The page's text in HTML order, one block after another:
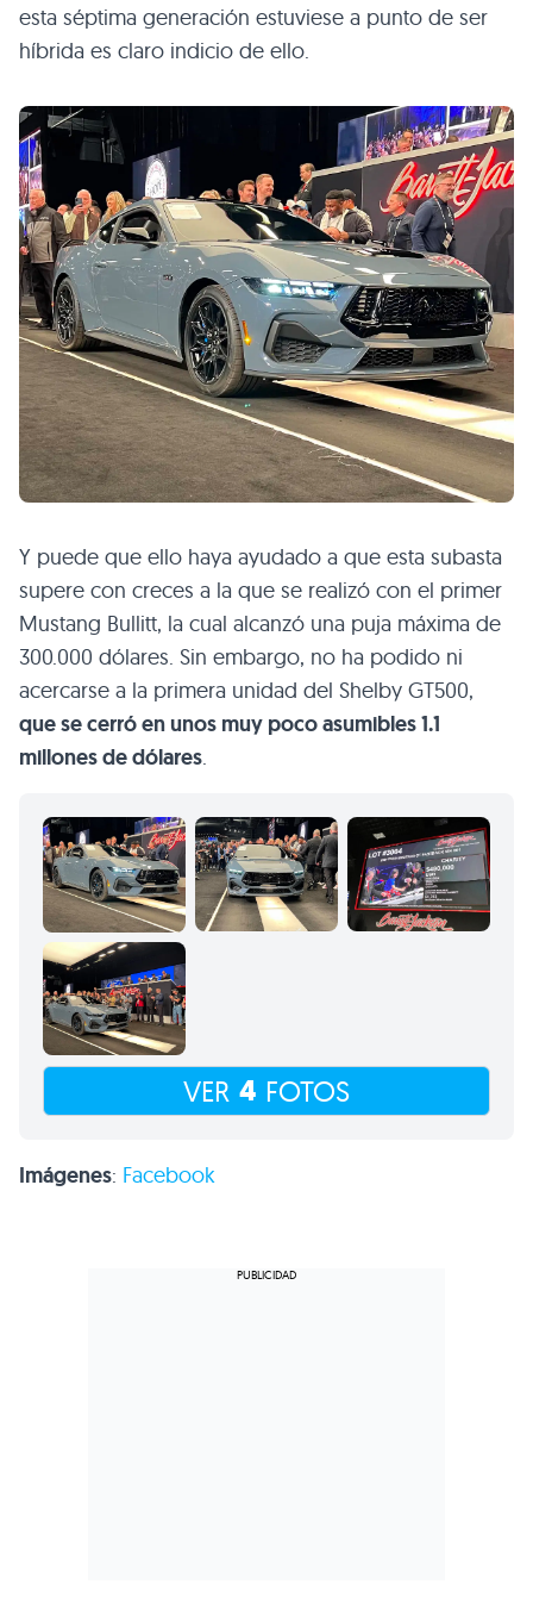
esta séptima generación estuviese a punto de ser
híbrida es claro indicio de ello.
Y puede que ello haya ayudado a que esta subasta
supere con creces a la que se realizó con el primer
Mustang Bullitt, la cual alcanzó una puja máxima de
300.000 dólares. Sin embargo, no ha podido ni
acercarse a la primera unidad del Shelby GT500,
que se cerró en unos muy poco asumibles 1.1
millones de dólares.
VER 4 FOTOS
Imágenes: Facebook